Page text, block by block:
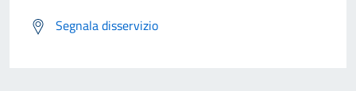
Segnala disservizio